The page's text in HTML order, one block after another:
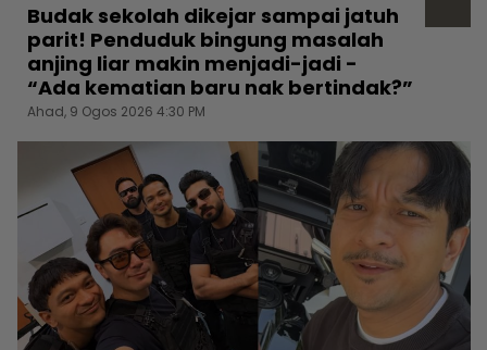
Budak sekolah dikejar sampai jatuh
parit! Penduduk bingung masalah
anjing liar makin menjadi-jadi -
“Ada kematian baru nak bertindak?”
Ahad, 9 Ogos 2026 4:30 PM